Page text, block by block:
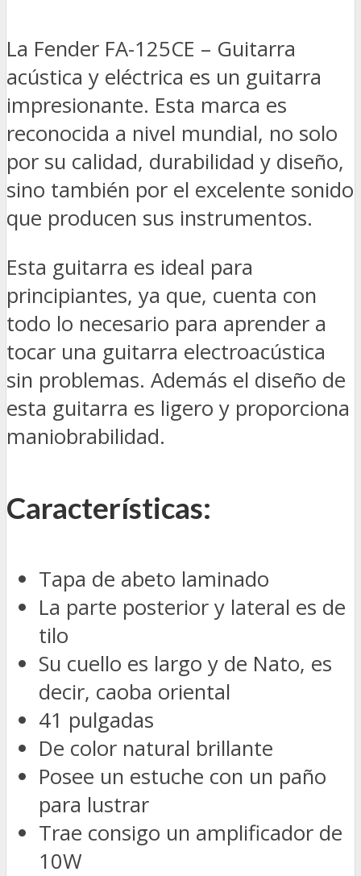
La Fender FA-125CE – Guitarra
acústica y eléctrica es un guitarra
impresionante. Esta marca es
reconocida a nivel mundial, no solo
por su calidad, durabilidad y diseño,
sino también por el excelente sonido
que producen sus instrumentos.
Esta guitarra es ideal para
principiantes, ya que, cuenta con
todo lo necesario para aprender a
tocar una guitarra electroacústica
sin problemas. Además el diseño de
esta guitarra es ligero y proporciona
maniobrabilidad.
Características:
Tapa de abeto laminado
La parte posterior y lateral es de
tilo
Su cuello es largo y de Nato, es
decir, caoba oriental
41 pulgadas
De color natural brillante
Posee un estuche con un paño
para lustrar
Trae consigo un amplificador de
10W